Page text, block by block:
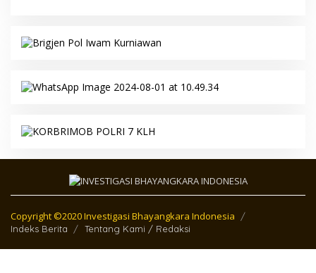
Copyright ©2020 Investigasi Bhayangkara Indonesia
Indeks Berita Tentang Kami / Redaksi